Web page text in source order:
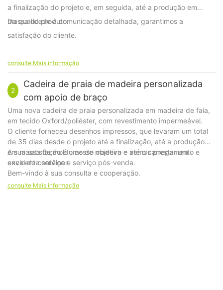
a finalização do projeto e, em seguida, até a produção em
massa do produto.
Da qualidade à comunicação detalhada, garantimos a
satisfação do cliente.
consulte Mais informação
2
Cadeira de praia de madeira personalizada
com apoio de braço
Uma nova cadeira de praia personalizada em madeira de faia,
em tecido Oxford/poliéster, com revestimento impermeável.
O cliente forneceu desenhos impressos, que levaram um total
de 35 dias desde o projeto até a finalização, até a produção
em massa de molduras de madeira e até o carregamento e
envio do contêiner.
A sua satisfação é o nosso objetivo e iremos prestar um
excelente serviço e serviço pós-venda.
Bem-vindo à sua consulta e cooperação.
consulte Mais informação